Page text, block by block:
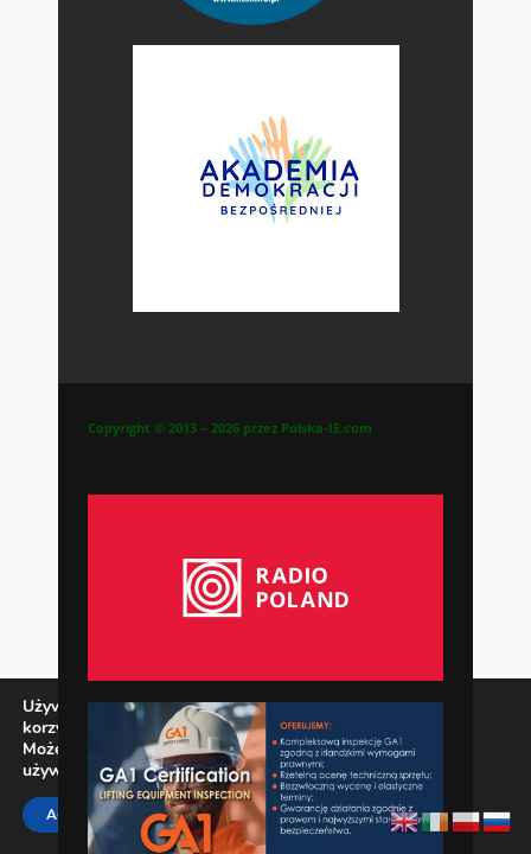
Używamy ciasteczek, aby zapewnić najlepszą jakość
korzystania z naszej witryny.
Możesz dowiedzieć się więcej o tym, jakich ciasteczek
używamy, lub wyłączyć je wustawieniach.
ACCEPT REJECT SETTINGS Zamknij panel
Copyright © 2013 – 2026 przez Polska-IE.com